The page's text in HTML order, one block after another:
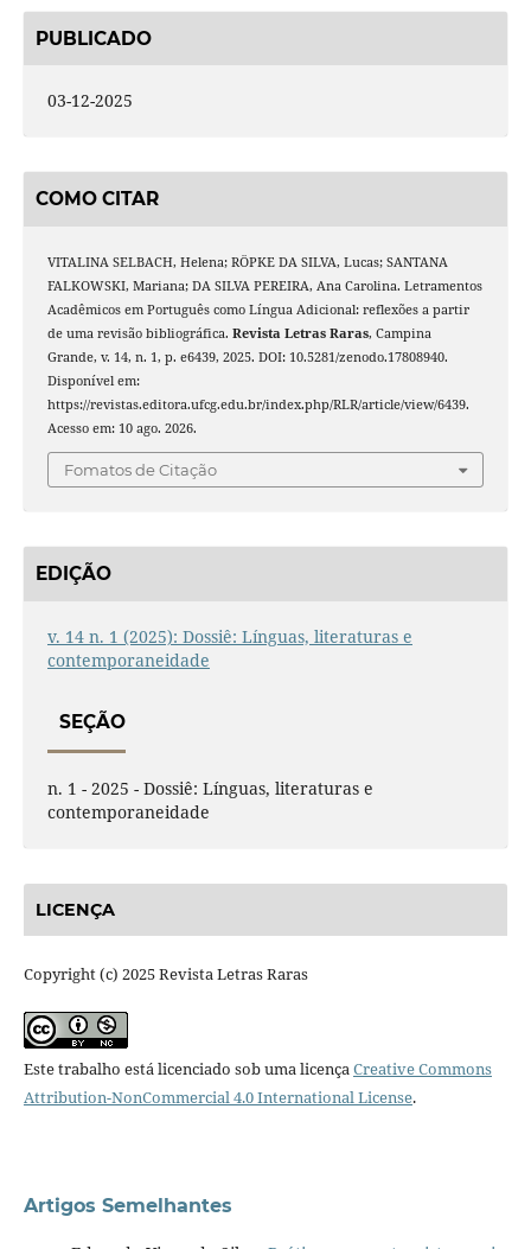
PUBLICADO
03-12-2025
COMO CITAR
VITALINA SELBACH, Helena; RÖPKE DA SILVA, Lucas; SANTANA
FALKOWSKI, Mariana; DA SILVA PEREIRA, Ana Carolina. Letramentos
Acadêmicos em Português como Língua Adicional: reflexões a partir
de uma revisão bibliográfica. Revista Letras Raras, Campina
Grande, v. 14, n. 1, p. e6439, 2025. DOI: 10.5281/zenodo.17808940.
Disponível em:
https://revistas.editora.ufcg.edu.br/index.php/RLR/article/view/6439.
Acesso em: 10 ago. 2026.
Fomatos de Citação
EDIÇÃO
v. 14 n. 1 (2025): Dossiê: Línguas, literaturas e
contemporaneidade
SEÇÃO
n. 1 - 2025 - Dossiê: Línguas, literaturas e
contemporaneidade
LICENÇA
Copyright (c) 2025 Revista Letras Raras
Este trabalho está licenciado sob uma licençaCreative Commons
Attribution-NonCommercial 4.0 International License.
Artigos Semelhantes